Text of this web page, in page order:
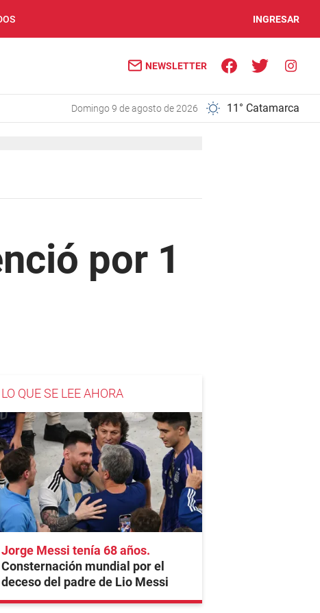
INGRESAR
NEWSLETTER
domingo 9 de agosto de 2026 11° Catamarca
por 1
LO QUE SE LEE AHORA
Jorge Messi tenía 68 años
Consternación mundial por el
deceso del padre de Lio Messi